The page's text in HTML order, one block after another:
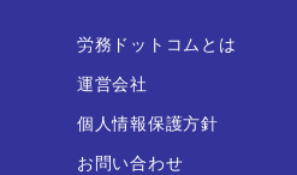
労務ドットコムとは
運営会社
個人情報保護方針
お問い合わせ